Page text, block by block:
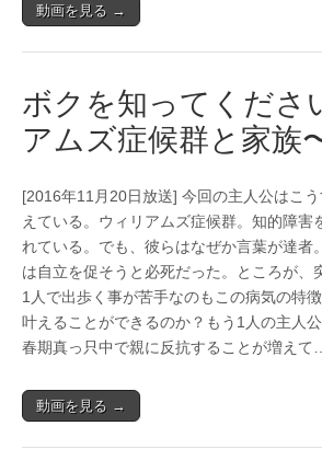
動画を見る →
ボクを知ってくださ
アムズ症候群と家族
[2016年11月20日放送] 今回の主人公はこ
えている。ウィリアムズ症候群。知的障害
れている。でも、彼らはなぜか言葉が達者
は自立を促そうと必死だった。ところが、
1人で出歩く事が苦手なのもこの病気の特
叶えることができるのか？もう1人の主人
春期真っ只中で親に反抗することが増えて
動画を見る →